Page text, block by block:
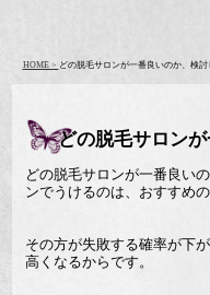
HOME > どの脱毛サロンが一番良いのか、検討
どの脱毛サロン
どの脱毛サロンが一番良い
ンでうけるのは、おすすめ
その方が失敗する確率が下
高くなるからです。